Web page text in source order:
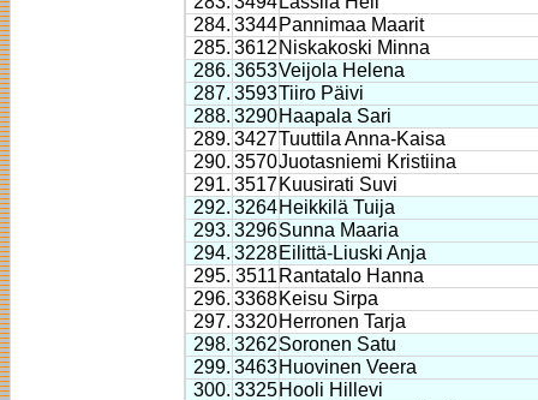
284. 3344Pannimaa Maarit
285. 3612 Niskakoski Minna
286. 3653Veijola Helena
287. 3593Tiiro Päivi
288. 3290Haapala Sari
289. 3427Tuuttila Anna-Kaisa
290. 3570Juotasniemi Kristiina
291. 3517Kuusirati Suvi
292. 3264Heikkilä Tuija
293. 3296Sunna Maaria
294. 3228Eilittä-Liuski Anja
295. 3511 Rantatalo Hanna
296. 3368Keisu Sirpa
297. 3320Herronen Tarja
298. 3262Soronen Satu
299. 3463Huovinen Veera
300. 3325Hooli Hillevi